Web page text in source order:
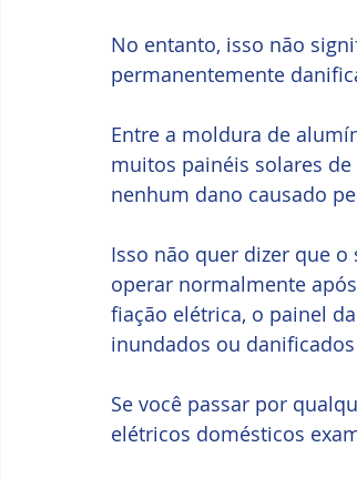
No entanto, isso não
permanentemente
Entre a moldura de
muitos painéis solares
nenhum dano causado
Isso não quer dizer que
operar normalmente
fiação elétrica, o painel
inundados ou
Se você passar por
elétricos domésticos